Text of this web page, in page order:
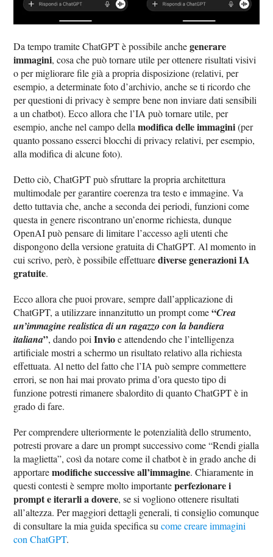
Da tempo tramite ChatGPT è possibile anchegenerare
immagini, cosa che può tornare utile per ottenere risultati visivi
o per migliorare file già a propria disposizione (relativi, per
esempio, a determinate foto d’archivio, anche se ti ricordo che
per questioni di privacy è sempre bene non inviare dati sensibili
a un chatbot). Ecco allora che l’IA può tornare utile, per
esempio, anche nel campo dellamodifica delle immagini(per
quanto possano esserci blocchi di privacy relativi, per esempio,
alla modifica di alcune foto).
Detto ciò, ChatGPT può sfruttare la propria architettura
multimodale per garantire coerenza tra testo e immagine. Va
detto tuttavia che, anche a seconda dei periodi, funzioni come
questa in genere riscontrano un’enorme richiesta, dunque
OpenAI può pensare di limitare l’accesso agli utenti che
dispongono della versione gratuita di ChatGPT. Al momento in
cui scrivo, però, è possibile effettuarediverse generazioni IA
gratuite.
Ecco allora che puoi provare, sempre dall’applicazione di
ChatGPT, a utilizzare innanzitutto un prompt come“Crea
un’immagine realistica di un ragazzo con la bandiera
italiana”, dando poiInvioe attendendo che l’intelligenza
artificiale mostri a schermo un risultato relativo alla richiesta
effettuata. Al netto del fatto che l’IA può sempre commettere
errori, se non hai mai provato prima d’ora questo tipo di
funzione potresti rimanere sbalordito di quanto ChatGPT è in
grado di fare.
Per comprendere ulteriormente le potenzialità dello strumento,
potresti provare a dare un prompt successivo come “Rendi gialla
la maglietta”, così da notare come il chatbot è in grado anche di
apportaremodifiche successive all’immagine. Chiaramente in
questi contesti è sempre molto importanteperfezionare i
prompt e iterarli a dovere, se si vogliono ottenere risultati
all’altezza. Per maggiori dettagli generali, ti consiglio comunque
di consultare la mia guida specifica sucome creare immagini
con ChatGPT.